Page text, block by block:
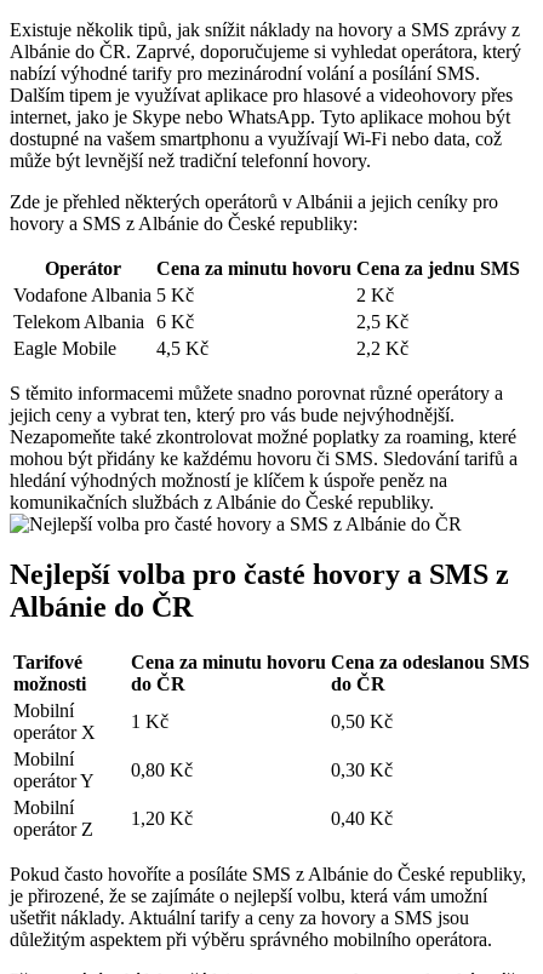
Existuje několik tipů, jak ‍snížit náklady na hovory a‌ SMS zprávy z
Albánie do⁣ ČR. Zaprvé, doporučujeme⁤ si ​vyhledat operátora, který
nabízí výhodné tarify pro mezinárodní volání a posílání SMS.
Dalším tipem je využívat‌ aplikace pro hlasové a videohovory přes
internet, jako je Skype nebo WhatsApp. Tyto aplikace ‍mohou být
dostupné na vašem smartphonu ​a využívají‌ Wi-Fi nebo data, což
může být levnější⁤ než tradiční telefonní hovory.
Zde je přehled některých operátorů v Albánii a ‌jejich ceníky pro
hovory a SMS z ⁢Albánie do České republiky:
Operátor Cena ⁣za minutu hovoru Cena za jednu SMS
Vodafone Albania 5 ⁣Kč
2 Kč
Telekom Albania
6 Kč
2,5 Kč
Eagle Mobile
4,5 Kč 2,2 Kč
S těmito informacemi ‍můžete snadno porovnat různé operátory a
jejich ceny a vybrat ten, který pro vás bude nejvýhodnější.
Nezapomeňte také zkontrolovat možné poplatky za roaming, které
⁤mohou být přidány ‌ke každému hovoru či SMS. Sledování tarifů a​
hledání výhodných ‌možností je klíčem k úspoře peněz na
komunikačních službách z Albánie do České republiky.
Nejlepší volba pro časté‍ hovory a ‌SMS z
Albánie do ČR
Tarifové
možnosti
Cena za minutu hovoru
do‍ ČR
Cena za odeslanou SMS
do ČR
Mobilní
operátor X
1 Kč
0,50 Kč
Mobilní
operátor Y
0,80 Kč
0,30 Kč
Mobilní
operátor Z
1,20 Kč 0,40 Kč
Pokud ​často hovoříte a posíláte ‍SMS z Albánie do České republiky,
je přirozené, ‌že ⁢se‍ zajímáte o nejlepší volbu, která vám umožní
ušetřit náklady. Aktuální tarify a ceny za hovory a SMS jsou
důležitým‍ aspektem při ⁤výběru správného mobilního operátora.